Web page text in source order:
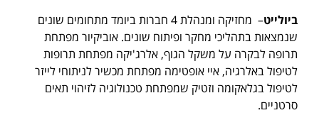
ביולייט
– מחזיקה ומנהלת 4 חברות ביומד מתחומים שונים
שנמצאות בתהליכי מחקר ופיתוח שונים. אוביקיור מפתחת
תרופה לבקרה על משקל הגוף, אלרג'יקה מפתחת תרופות
לטיפול באלרגיה, איי אופטימה מפתחת מכשיר לניתוחי לייזר
לטיפול בגלאקומה וזטיק שמפתחת טכנולוגיה לזיהוי תאים
סרטניים.